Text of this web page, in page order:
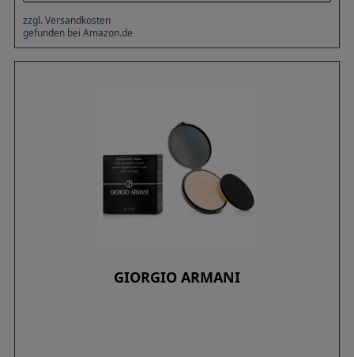
zzgl. Versandkosten
gefunden bei Amazon.de
GIORGIO ARMANI